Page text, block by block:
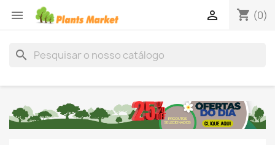
 shopping_cart (0)

search